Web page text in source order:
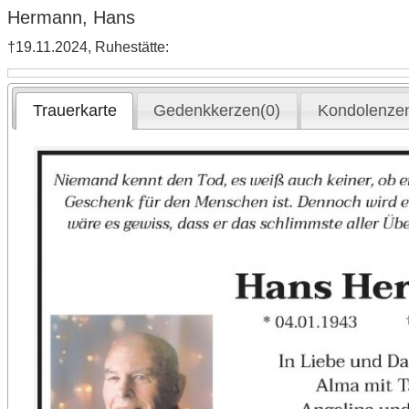
Hermann, Hans
†19.11.2024, Ruhestätte:
Trauerkarte Gedenkkerzen(0)